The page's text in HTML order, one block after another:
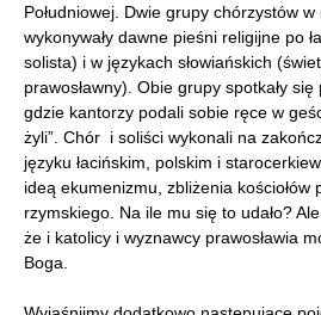
Południowej. Dwie grupy chórzystów
wykonywały dawne pieśni religijne po
solista) i w językach słowiańskich
prawosławny). Obie grupy spotkały się
gdzie kantorzy podali sobie ręce w
żyli”. Chór i soliści wykonali na
języku łacińskim, polskim i
ideą ekumenizmu, zbliżenia kościołów
rzymskiego. Na ile mu się to udało?
że i katolicy i wyznawcy prawosławia
Boga.